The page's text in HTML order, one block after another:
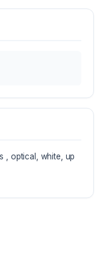
, optical, white, up